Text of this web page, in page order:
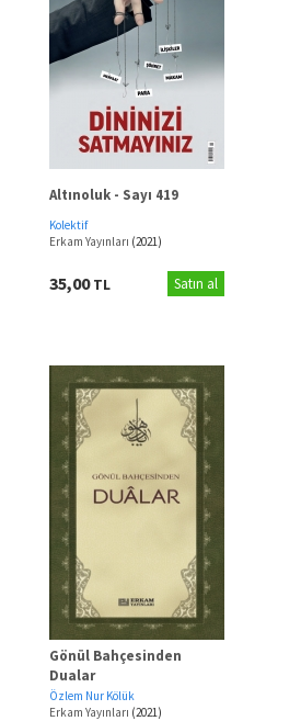
Altınoluk - Sayı 419
Kolektif
Erkam Yayınları (2021)
35,00TL Satın al
Gönül Bahçesinden
Dualar
Özlem Nur Kölük
Erkam Yayınları (2021)